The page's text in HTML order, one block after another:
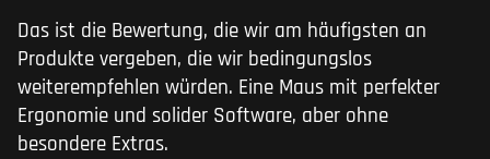
Das ist die Bewertung, die wir am häufigsten an
Produkte vergeben, die wir bedingungslos
weiterempfehlen würden. Eine Maus mit perfekter
Ergonomie und solider Software, aber ohne
besondere Extras.